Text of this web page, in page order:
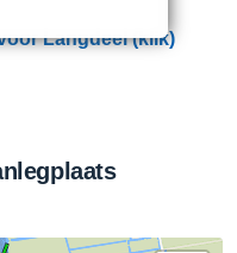
Langdeel (klik)